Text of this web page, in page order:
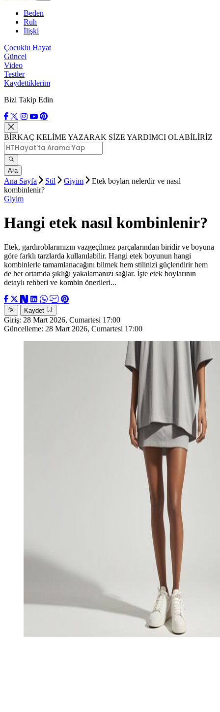
Beden
Ruh
İlişki
Çocuklu Hayat
Güncel
Video
Testler
Kaydettiklerim
Bizi Takip Edin
BİRKAÇ KELİME YAZARAK SİZE YARDIMCI OLABİLİRİZ
Ara
Ana Sayfa Stil Giyim
Etek boyları nelerdir ve nasıl
kombinlenir?
Giyim
Hangi etek nasıl kombinlenir?
Etek, gardıroblarımızın vazgeçilmez parçalarından biridir ve boyuna
göre farklı tarzlarda kullanılabilir. Hangi etek boyunun hangi
kombinlerle tamamlanacağını bilmek hem stilinizi güçlendirir hem
de her ortamda şıklığı yakalamanızı sağlar. İşte etek boylarının
detaylı rehberi ve kombin önerileri...
Kaydet
Giriş: 28 Mart 2026, Cumartesi 17:00
Güncelleme: 28 Mart 2026, Cumartesi 17:00